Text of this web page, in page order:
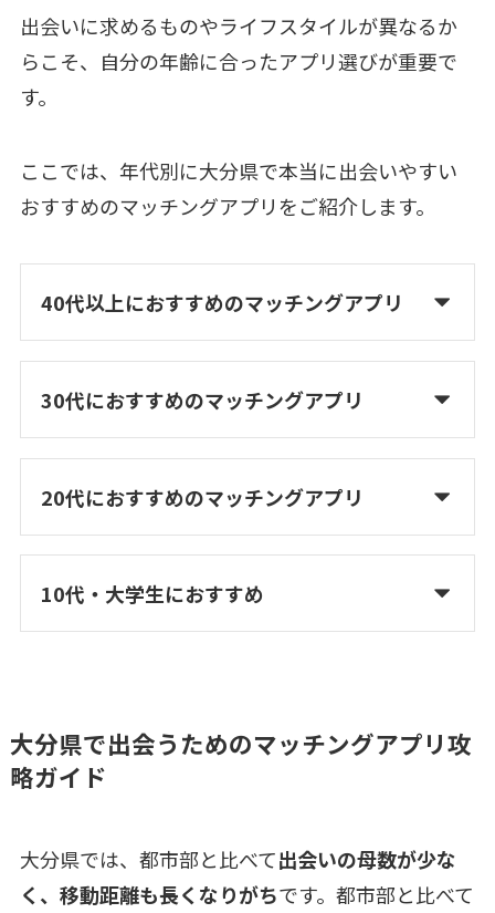
出会いに求めるものやライフスタイルが異なるか
らこそ、自分の年齢に合ったアプリ選びが重要で
す。
ここでは、年代別に大分県で本当に出会いやすい
おすすめのマッチングアプリをご紹介します。
40代以上におすすめのマッチングアプリ
30代におすすめのマッチングアプリ
20代におすすめのマッチングアプリ
10代・大学生におすすめ
大分県で出会うためのマッチングアプリ攻
略ガイド
大分県では、都市部と比べて出会いの母数が少な
く、移動距離も長くなりがちです。都市部と比べて